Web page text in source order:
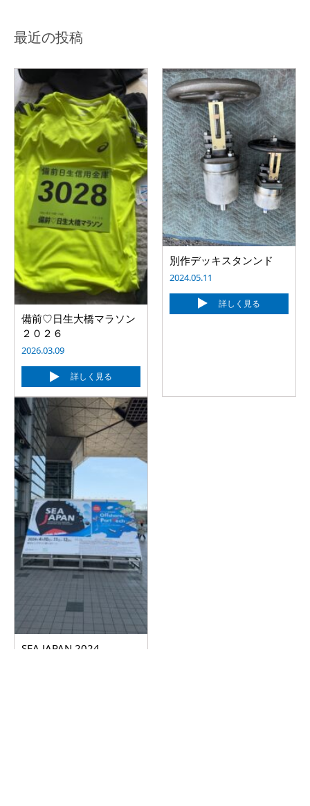
最近の投稿
備前♡日生大橋マラソン
２０２６
2026.03.09
詳しく見る
別作デッキスタンンド
2024.05.11
詳しく見る
SEA JAPAN 2024